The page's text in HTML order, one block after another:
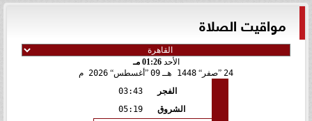
مواقيت الصلاة
الأحد01:26 مـ
24
صفر 1448 هـ 09 أغسطس 2026 م
الفجر
03:43
الشروق
05:19